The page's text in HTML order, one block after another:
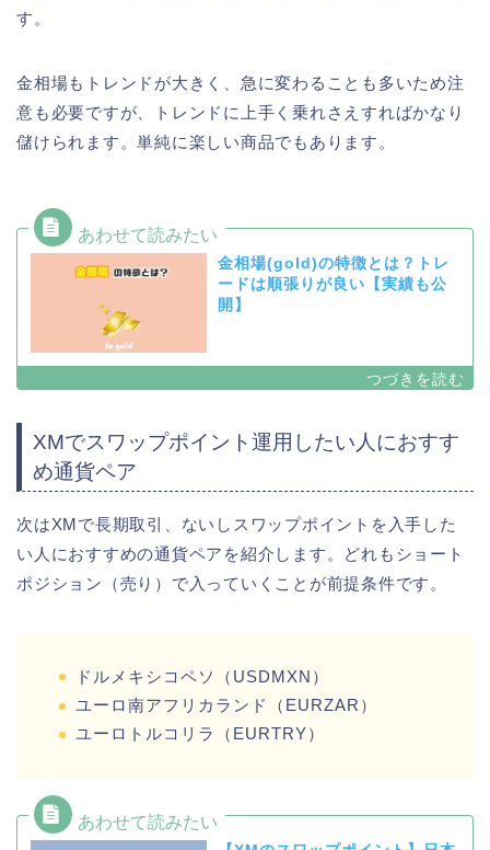
す。
金相場もトレンドが大きく、急に変わることも多いため注
意も必要ですが、トレンドに上手く乗れさえすればかなり
儲けられます。単純に楽しい商品でもあります。
金相場(gold)の特徴とは？トレ
ードは順張りが良い【実績も公
開】
XMでスワップポイント運用したい人におすす
め通貨ペア
次はXMで長期取引、ないしスワップポイントを入手した
い人におすすめの通貨ペアを紹介します。どれもショート
ポジション（売り）で入っていくことが前提条件です。
ドルメキシコペソ（USDMXN）
ユーロ南アフリカランド（EURZAR）
ユーロトルコリラ（EURTRY）